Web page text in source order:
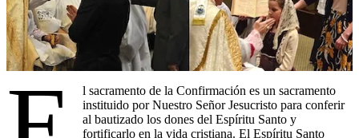
l sacramento de la Confirmación es un sacramento
instituido por Nuestro Señor Jesucristo para conferir
al bautizado los dones del Espíritu Santo y
fortificarlo en la vida cristiana. El Espíritu Santo